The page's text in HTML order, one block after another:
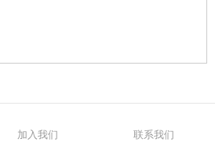
加入我们
联系我们